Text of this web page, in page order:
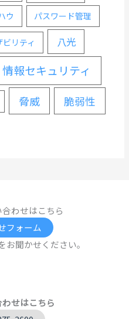
ウ パスワード管理
リティ 八光
情報セキュリティ
脅威 脆弱性
わせはこちら
フォーム
聞かせください。
せはこちら